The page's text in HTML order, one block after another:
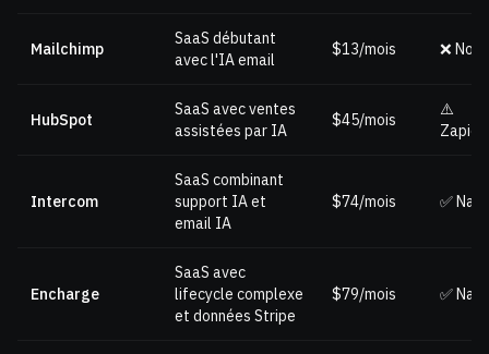
Mailchimp
SaaS débutant
avec l'IA email
$13/mois ❌ Non
HubSpot
SaaS avec ventes
assistées par IA
$45/mois
⚠️
Zapier
Intercom
SaaS combinant
support IA et
email IA
$74/mois ✅
Encharge
SaaS avec
lifecycle complexe
et données Stripe
$79/mois ✅